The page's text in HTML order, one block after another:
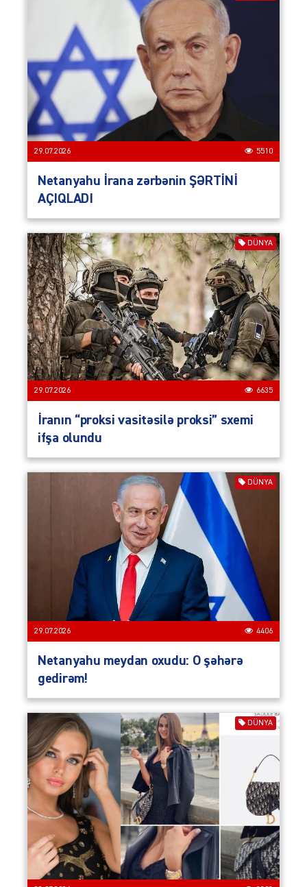
29.07.2026 5510
Netanyahu İrana zərbənin ŞƏRTİNİ
AÇIQLADI
DÜNYA
29.07.2026 6635
İranın “proksi vasitəsilə proksi” sxemi
ifşa olundu
DÜNYA
29.07.2026 4406
Netanyahu meydan oxudu: O şəhərə
gedirəm!
DÜNYA